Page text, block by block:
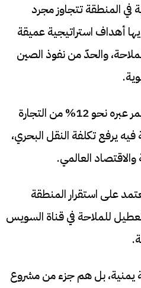
في المنطقة تتجاوز مجرد
أهداف استراتيجية عميقة
والحدّ من نفوذ الصين
البحر الأحمر ممر استراتيجي يمر عبره نحو 12% من التجارة
يرفع تكلفة النقل البحري،
العالمي.
على استقرار المنطقة
للملاحة في قناة السويس
يمنية، بل هم جزء من مشروع